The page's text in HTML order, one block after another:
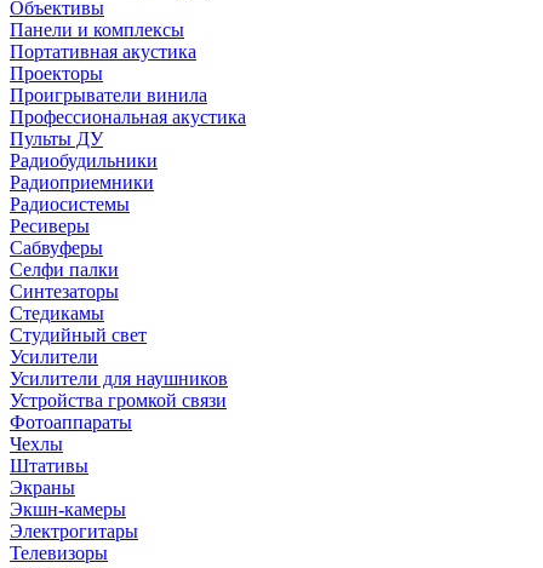
Объективы
Панели и комплексы
Портативная акустика
Проекторы
Проигрыватели винила
Профессиональная акустика
Пульты ДУ
Радиобудильники
Радиоприемники
Радиосистемы
Ресиверы
Сабвуферы
Селфи палки
Синтезаторы
Стедикамы
Студийный свет
Усилители
Усилители для наушников
Устройства громкой связи
Фотоаппараты
Чехлы
Штативы
Экраны
Экшн-камеры
Электрогитары
Телевизоры